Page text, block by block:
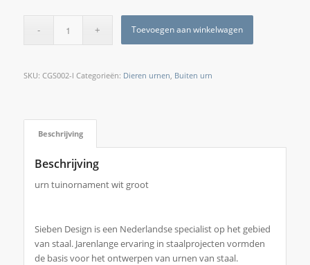
Toevoegen aan winkelwagen
SKU: CGS002-l Categorieën: Dieren urnen Buiten urn
Beschrijving
Beschrijving
urn tuinornament wit groot
Sieben Design is een Nederlandse specialist op het gebied
van staal. Jarenlange ervaring in staalprojecten vormden
de basis voor het ontwerpen van urnen van staal.